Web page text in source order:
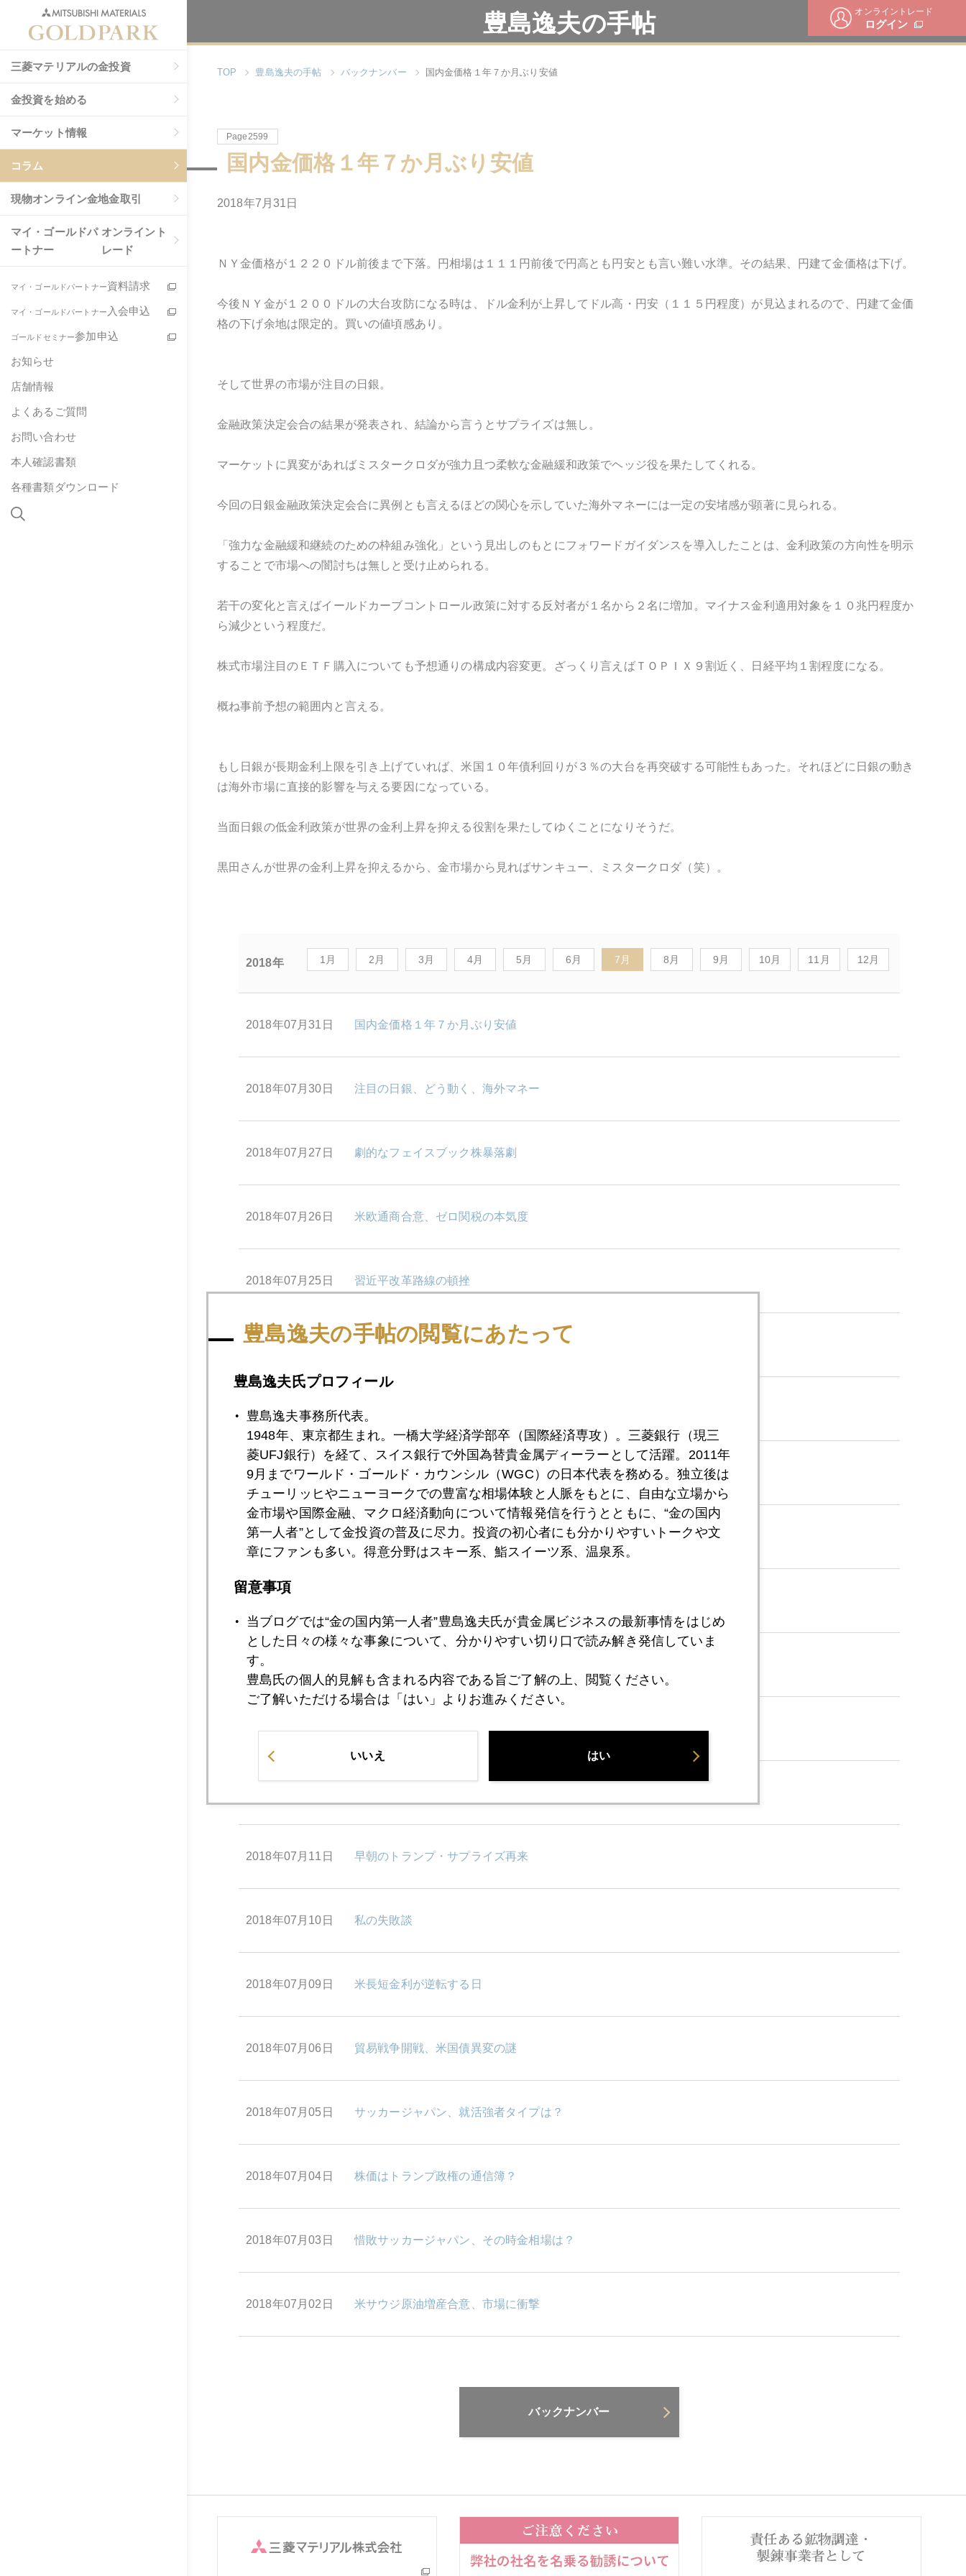
オンライントレード
ログイン
三菱マテリアルの金投資
金投資を始める
マーケット情報
コラム
現物オンライン金地金取引
マイ・ゴールドパ
ートナー
オンライント
レード
マイ・ゴールドパートナー資料請求
マイ・ゴールドパートナー 入会申込
ゴールドセミナー参加申込
お知らせ
店舗情報
よくあるご質問
お問い合わせ
本人確認書類
各種書類ダウンロード
豊島逸夫の手帖
TOP 豊島逸夫の手帖 バックナンバー 国内金価格１年７か月ぶり安値
Page2599
国内金価格１年７か月ぶり安値
2018年7月31日
ＮＹ金価格が１２２０ドル前後まで下落。円相場は１１１円前後で円高とも円安とも言い難い水準。その結果、円建て金価格は下げ。
今後ＮＹ金が１２００ドルの大台攻防になる時は、ドル金利が上昇してドル高・円安（１１５円程度）が見込まれるので、円建て金価
格の下げ余地は限定的。買いの値頃感あり。
そして世界の市場が注目の日銀。
金融政策決定会合の結果が発表され、結論から言うとサプライズは無し。
マーケットに異変があればミスタークロダが強力且つ柔軟な金融緩和政策でヘッジ役を果たしてくれる。
今回の日銀金融政策決定会合に異例とも言えるほどの関心を示していた海外マネーには一定の安堵感が顕著に見られる。
「強力な金融緩和継続のための枠組み強化」という見出しのもとにフォワードガイダンスを導入したことは、金利政策の方向性を明示
することで市場への闇討ちは無しと受け止められる。
若干の変化と言えばイールドカーブコントロール政策に対する反対者が１名から２名に増加。マイナス金利適用対象を１０兆円程度か
ら減少という程度だ。
株式市場注目のＥＴＦ購入についても予想通りの構成内容変更。ざっくり言えばＴＯＰＩＸ９割近く、日経平均１割程度になる。
概ね事前予想の範囲内と言える。
もし日銀が長期金利上限を引き上げていれば、米国１０年債利回りが３％の大台を再突破する可能性もあった。それほどに日銀の動き
は海外市場に直接的影響を与える要因になっている。
当面日銀の低金利政策が世界の金利上昇を抑える役割を果たしてゆくことになりそうだ。
黒田さんが世界の金利上昇を抑えるから、金市場から見ればサンキュー、ミスタークロダ（笑）。
2018年 1月 2月 3月 4月 5月 6月 7月 8月 9月 10月 11月 12月
2018年07月31日 国内金価格１年７か月ぶり安値
2018年07月30日 注目の日銀、どう動く、海外マネー
2018年07月27日 劇的なフェイスブック株暴落劇
2018年07月26日 米欧通商合意、ゼロ関税の本気度
2018年07月25日 習近平改革路線の頓挫
2018年07月24日 日本国債の乱、世界に波及
2018年07月23日 ＮＹ金を救ったトランプ氏
2018年07月20日 「トランプ・チャイルド」扱いされたパウエル議長
2018年07月19日 これがパウエル流、新ＦＲＢ議長の正体
2018年07月17日
2018年07月13日 円安なのかドル高なのか
2018年07月11日 早朝のトランプ・サプライズ再来
2018年07月10日 私の失敗談
2018年07月09日 米長短金利が逆転する日
2018年07月06日 貿易戦争開戦、米国債異変の謎
2018年07月05日 サッカージャパン、就活強者タイプは？
2018年07月04日 株価はトランプ政権の通信簿？
2018年07月03日 惜敗サッカージャパン、その時金相場は？
2018年07月02日 米サウジ原油増産合意、市場に衝撃
バックナンバー
豊島逸夫の手帖の閲覧にあたって
豊島逸夫氏プロフィール
豊島逸夫事務所代表。
1948年、東京都生まれ。一橋大学経済学部卒（国際経済専攻）。三菱銀行（現三
菱UFJ銀行）を経て、スイス銀行で外国為替貴金属ディーラーとして活躍。2011年
9月までワールド・ゴールド・カウンシル（WGC）の日本代表を務める。独立後は
チューリッヒやニューヨークでの豊富な相場体験と人脈をもとに、自由な立場から
金市場や国際金融、マクロ経済動向について情報発信を行うとともに、“金の国内
第一人者”として金投資の普及に尽力。投資の初心者にも分かりやすいトークや文
章にファンも多い。得意分野はスキー系、鮨スイーツ系、温泉系。
留意事項
当ブログでは“金の国内第一人者”豊島逸夫氏が貴金属ビジネスの最新事情をはじめ
とした日々の様々な事象について、分かりやすい切り口で読み解き発信していま
す。
豊島氏の個人的見解も含まれる内容である旨ご了解の上、閲覧ください。
ご了解いただける場合は「はい」よりお進みください。
いいえ はい